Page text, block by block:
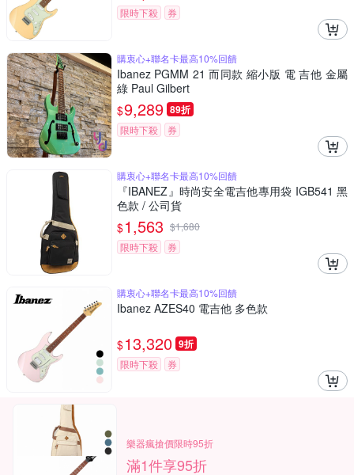
限時下殺 券
購衷心+聯名卡最高10%回饋
Ibanez PGMM 21 而同款 縮小版 電 吉他 金屬
綠 Paul Gilbert
$9,289 89折
限時下殺 券
購衷心+聯名卡最高10%回饋
『IBANEZ』時尚安全電吉他專用袋 IGB541 黑
色款 / 公司貨
$1,563 $1,680
限時下殺
券
購衷心+聯名卡最高10%回饋
Ibanez AZES40 電吉他 多色款
$13,320 9折
限時下殺 券
樂器瘋搶價限時95折
滿1件享95折